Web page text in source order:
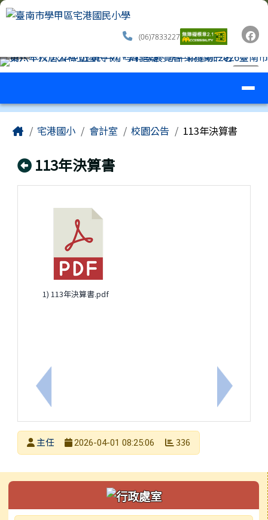
跳至主內容區
臺南市學甲區宅港國民小學
(06)7833227
工具列
Home宅港國小 會計室 校園公告 113年決算書
回上頁
113年決算書
上一筆：114年決算書
1) 113年決算書.pdf
下一筆：
發布者
主任
2026-04-01 08:25:06 336
左邊區域內容